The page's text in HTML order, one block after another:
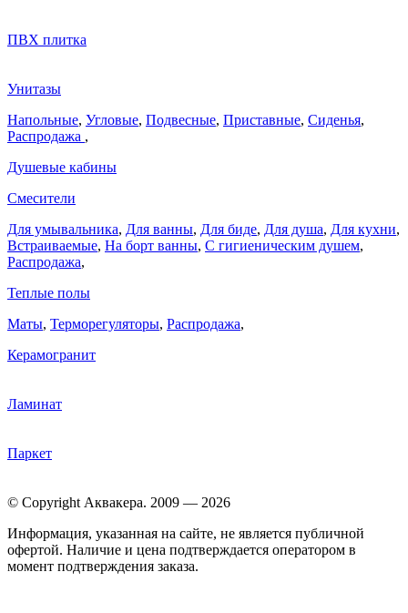
ПВХ плитка
Унитазы
Напольные, Угловые, Подвесные, Приставные, Сиденья,
Распродажа ,
Душевые кабины
Смесители
Для умывальника, Для ванны, Для биде, Для душа, Для кухни,
Встраиваемые, На борт ванны, C гигиеническим душем,
Распродажа,
Теплые полы
Маты, Терморегуляторы, Распродажа,
Керамогранит
Ламинат
Паркет
© Copyright Аквакера. 2009 — 2026
Информация, указанная на сайте, не является публичной
офертой. Наличие и цена подтверждается оператором в
момент подтверждения заказа.